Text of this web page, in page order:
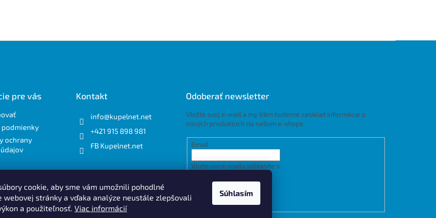
cookie, aby sme vám umožnili pohodlné
webovej stránky a vďaka analýze neustále zlepšovali
a použiteľnosť. Viac informácií
Súhlasím
pre vás
podmienky
ochrany
Kontakt
info@kupelnet.net
+421 915 898 981
FB Kupelnet.net
Odoberať newsletter
Vložte svoj e-mail a my Vám budeme zasielať informácie o
nových produktoch na našom e-shope.
Email
Vložením e-mailu súhlasíte s
PRIHLÁSIŤ SA